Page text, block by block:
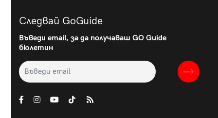
Следвай GoGuide
Въведи email, за да получаваш GO Guide
бюлетин